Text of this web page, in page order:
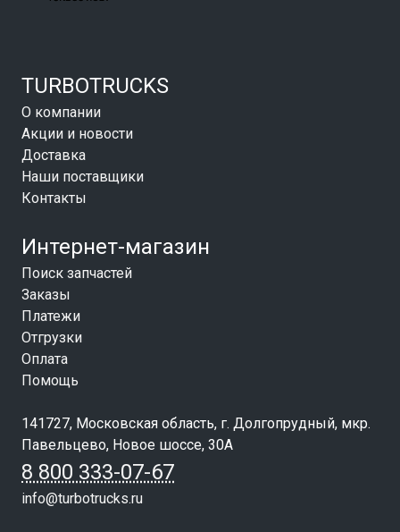
TURBOTRUCKS
О компании
Акции и новости
Доставка
Наши поставщики
Контакты
Интернет-магазин
Поиск запчастей
Заказы
Платежи
Отгрузки
Оплата
Помощь
141727, Московская область, г. Долгопрудный, мкр.
Павельцево, Новое шоссе, 30А
8 800 333-07-67
info@turbotrucks.ru